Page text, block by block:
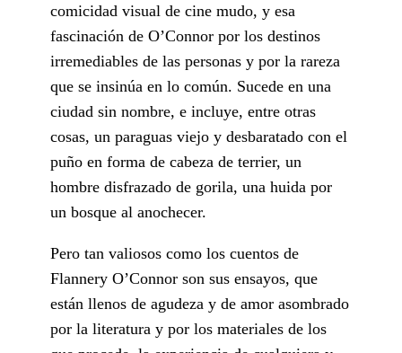
comicidad visual de cine mudo, y esa
fascinación de O’Connor por los destinos
irremediables de las personas y por la rareza
que se insinúa en lo común. Sucede en una
ciudad sin nombre, e incluye, entre otras
cosas, un paraguas viejo y desbaratado con el
puño en forma de cabeza de terrier, un
hombre disfrazado de gorila, una huida por
un bosque al anochecer.
Pero tan valiosos como los cuentos de
Flannery O’Connor son sus ensayos, que
están llenos de agudeza y de amor asombrado
por la literatura y por los materiales de los